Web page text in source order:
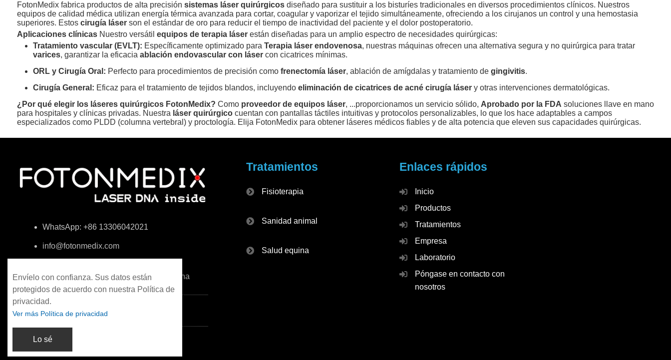
FotonMedix fabrica productos de alta precisión sistemas láser quirúrgicosdiseñado para sustituir a los bisturíes tradicionales en diversos procedimientos clínicos. Nuestros
equipos de calidad médica utilizan energía térmica avanzada para cortar, coagular y vaporizar el tejido simultáneamente, ofreciendo a los cirujanos un control y una hemostasia
superiores. Estos cirugía láserson el estándar de oro para reducir el tiempo de inactividad del paciente y el dolor postoperatorio.
Aplicaciones clínicasNuestro versátil equipos de terapia láserestán diseñadas para un amplio espectro de necesidades quirúrgicas:
Tratamiento vascular (EVLT): Específicamente optimizado para Terapia láser endovenosa, nuestras máquinas ofrecen una alternativa segura y no quirúrgica para tratar
varices, garantizar la eficacia ablación endovascular con lásercon cicatrices mínimas.
ORL y Cirugía Oral: Perfecto para procedimientos de precisión como frenectomía láser, ablación de amígdalas y tratamiento de gingivitis.
Cirugía General: Eficaz para el tratamiento de tejidos blandos, incluyendo eliminación de cicatrices de acné cirugía lásery otras intervenciones dermatológicas.
¿Por qué elegir los láseres quirúrgicos FotonMedix? Como proveedor de equipos láser, ...proporcionamos un servicio sólido, Aprobado por la FDA soluciones llave en mano
para hospitales y clínicas privadas. Nuestra láser quirúrgicocuentan con pantallas táctiles intuitivas y protocolos personalizables, lo que los hace adaptables a campos
especializados como PLDD (columna vertebral) y proctología. Elija FotonMedix para obtener láseres médicos fiables y de alta potencia que eleven sus capacidades quirúrgicas.
WhatsApp: +86 13306042021
info@fotonmedix.com
Research Institute, Xiamen, Fujian, China
Tratamientos
Fisioterapia
Sanidad animal
Salud equina
Enlaces rápidos
Inicio
Productos
Tratamientos
Empresa
Laboratorio
Póngase en contacto con
nosotros
Envíelo con confianza. Sus datos están
protegidos de acuerdo con nuestra Política de
privacidad.
Ver más Política de privacidad
Lo sé